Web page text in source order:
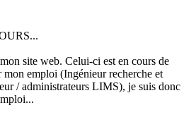
site web. Celui-ci est en cours de
mon emploi (Ingénieur recherche et
/ administrateurs LIMS), je suis donc